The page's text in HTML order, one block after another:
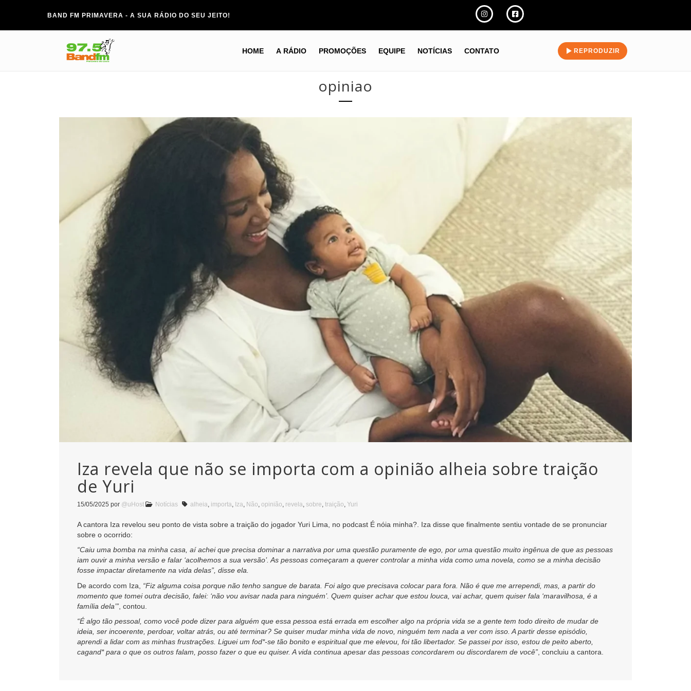
BAND FM PRIMAVERA - A SUA RÁDIO DO SEU JEITO!
HOME A RÁDIO PROMOÇÕES EQUIPE NOTÍCIAS CONTATO REPRODUZIR
opiniao
Iza revela que não se importa com a opinião alheia sobre traição
de Yuri
15/05/2025 por @uHost Notícias alheia importa Iza Não opinião revela sobre traição Yuri
A cantora Iza revelou seu ponto de vista sobre a traição do jogador Yuri Lima, no podcast É nóia minha?. Iza disse que finalmente sentiu vontade de se pronunciar
sobre o ocorrido:
“Caiu uma bomba na minha casa, aí achei que precisa dominar a narrativa por uma questão puramente de ego, por uma questão muito ingênua de que as pessoas
iam ouvir a minha versão e falar ‘acolhemos a sua versão’. As pessoas começaram a querer controlar a minha vida como uma novela, como se a minha decisão
fosse impactar diretamente na vida delas”, disse ela.
De acordo com Iza, “Fiz alguma coisa porque não tenho sangue de barata. Foi algo que precisava colocar para fora. Não é que me arrependi, mas, a partir do
momento que tomei outra decisão, falei: ‘não vou avisar nada para ninguém’. Quem quiser achar que estou louca, vai achar, quem quiser fala ‘maravilhosa, é a
família dela’” , contou.
“É algo tão pessoal, como você pode dizer para alguém que essa pessoa está errada em escolher algo na própria vida se a gente tem todo direito de mudar de
ideia, ser incoerente, perdoar, voltar atrás, ou até terminar? Se quiser mudar minha vida de novo, ninguém tem nada a ver com isso. A partir desse episódio,
aprendi a lidar com as minhas frustrações. Liguei um fod*-se tão bonito e espiritual que me elevou, foi tão libertador. Se passei por isso, estou de peito aberto,
cagand* para o que os outros falam, posso fazer o que eu quiser. A vida continua apesar das pessoas concordarem ou discordarem de você” , concluiu a cantora.